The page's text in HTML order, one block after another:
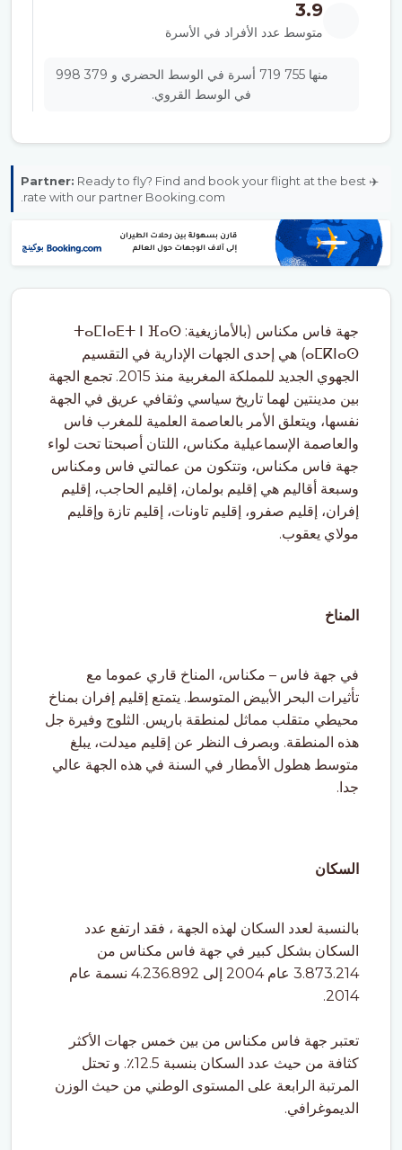
3.9
متوسط عدد الأفراد في الأسرة
منها 755 719 أسرة في الوسط الحضري و 379 998
في الوسط القروي.
✈️
Partner: Ready to fly? Find and book your flight at the best
rate with our partner Booking.com.
جهة فاس مكناس (بالأمازيغية: ⵜⴰⵎⵏⴰⴹⵜ ⵏ ⴼⴰⵙ
ⴰⵎⴽⵏⴰⵙ) هي إحدى الجهات الإدارية في التقسيم
الجهوي الجديد للمملكة المغربية منذ 2015. تجمع الجهة
بين مدينتين لهما تاريخ سياسي وثقافي عريق في الجهة
نفسها، ويتعلق الأمر بالعاصمة العلمية للمغرب فاس
والعاصمة الإسماعيلية مكناس، اللتان أصبحتا تحت لواء
جهة فاس مكناس، وتتكون من عمالتي فاس ومكناس
وسبعة أقاليم هي إقليم بولمان، إقليم الحاجب، إقليم
إفران، إقليم صفرو، إقليم تاونات، إقليم تازة وإقليم
مولاي يعقوب.
المناخ
في جهة فاس – مكناس، المناخ قاري عموما مع
تأثيرات البحر الأبيض المتوسط. يتمتع إقليم إفران بمناخ
محيطي متقلب مماثل لمنطقة باريس. الثلوج وفيرة جل
هذه المنطقة. وبصرف النظر عن إقليم ميدلت، يبلغ
متوسط هطول الأمطار في السنة في هذه الجهة عالي
جدا.
السكان
بالنسبة لعدد السكان لهذه الجهة ، فقد ارتفع عدد
السكان بشكل كبير في جهة فاس مكناس من
3.873.214 عام 2004 إلى 4.236.892 نسمة عام
2014.
تعتبر جهة فاس مكناس من بين خمس جهات الأكثر
كثافة من حيث عدد السكان بنسبة 12.5٪. و تحتل
المرتبة الرابعة على المستوى الوطني من حيث الوزن
الديموغرافي.